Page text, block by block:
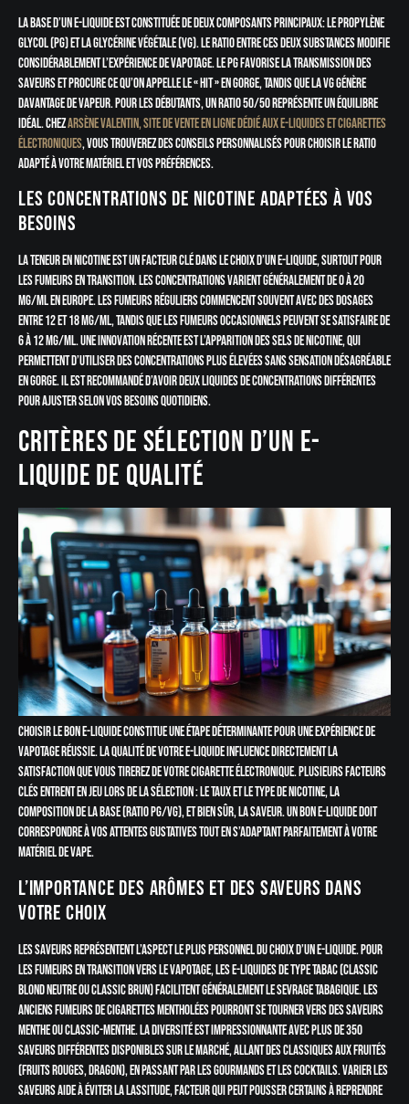
La base d’un e-liquide est constituée de deux composants principaux: le Propylène
Glycol (PG) et la Glycérine Végétale (VG). Le ratio entre ces deux substances modifie
considérablement l’expérience de vapotage. Le PG favorise la transmission des
saveurs et procure ce qu’on appelle le « hit » en gorge, tandis que la VG génère
davantage de vapeur. Pour les débutants, un ratio 50/50 représente un équilibre
idéal. ChezArsène Valentin, site de vente en ligne dédié aux e-liquides et cigarettes
électroniques, vous trouverez des conseils personnalisés pour choisir le ratio
adapté à votre matériel et vos préférences.
Les concentrations de nicotine adaptées à vos
besoins
La teneur en nicotine est un facteur clé dans le choix d’un e-liquide, surtout pour
les fumeurs en transition. Les concentrations varient généralement de 0 à 20
mg/ml en Europe. Les fumeurs réguliers commencent souvent avec des dosages
entre 12 et 18 mg/ml, tandis que les fumeurs occasionnels peuvent se satisfaire de
6 à 12 mg/ml. Une innovation récente est l’apparition des sels de nicotine, qui
permettent d’utiliser des concentrations plus élevées sans sensation désagréable
en gorge. Il est recommandé d’avoir deux liquides de concentrations différentes
pour ajuster selon vos besoins quotidiens.
Critères de sélection d’un e-
liquide de qualité
Choisir le bon e-liquide constitue une étape déterminante pour une expérience de
vapotage réussie. La qualité de votre e-liquide influence directement la
satisfaction que vous tirerez de votre cigarette électronique. Plusieurs facteurs
clés entrent en jeu lors de la sélection : le taux et le type de nicotine, la
composition de la base (ratio PG/VG), et bien sûr, la saveur. Un bon e-liquide doit
correspondre à vos attentes gustatives tout en s’adaptant parfaitement à votre
matériel de vape.
L’importance des arômes et des saveurs dans
votre choix
Les saveurs représentent l’aspect le plus personnel du choix d’un e-liquide. Pour
les fumeurs en transition vers le vapotage, les e-liquides de type tabac (classic
blond neutre ou classic brun) facilitent généralement le sevrage tabagique. Les
anciens fumeurs de cigarettes mentholées pourront se tourner vers des saveurs
menthe ou classic-menthe. La diversité est impressionnante avec plus de 350
saveurs différentes disponibles sur le marché, allant des classiques aux fruités
(fruits rouges, dragon), en passant par les gourmands et les cocktails. Varier les
saveurs aide à éviter la lassitude, facteur qui peut pousser certains à reprendre